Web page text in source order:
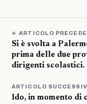
← ARTICOLO
Si è svolta a
prima delle due
dirigenti scolastici.
ARTICOLO
Ido, in momento di